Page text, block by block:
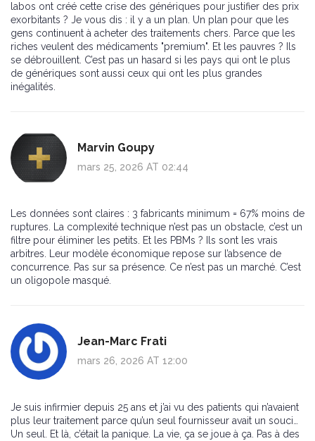
labos ont créé cette crise des génériques pour justifier des prix
exorbitants ? Je vous dis : il y a un plan. Un plan pour que les
gens continuent à acheter des traitements chers. Parce que les
riches veulent des médicaments "premium". Et les pauvres ? Ils
se débrouillent. C’est pas un hasard si les pays qui ont le plus
de génériques sont aussi ceux qui ont les plus grandes
inégalités.
Marvin Goupy
mars 25, 2026 AT 02:44
Les données sont claires : 3 fabricants minimum = 67% moins de
ruptures. La complexité technique n’est pas un obstacle, c’est un
filtre pour éliminer les petits. Et les PBMs ? Ils sont les vrais
arbitres. Leur modèle économique repose sur l’absence de
concurrence. Pas sur sa présence. Ce n’est pas un marché. C’est
un oligopole masqué.
Jean-Marc Frati
mars 26, 2026 AT 12:00
Je suis infirmier depuis 25 ans et j’ai vu des patients qui n’avaient
plus leur traitement parce qu’un seul fournisseur avait un souci…
Un seul. Et là, c’était la panique. La vie, ça se joue à ça. Pas à des